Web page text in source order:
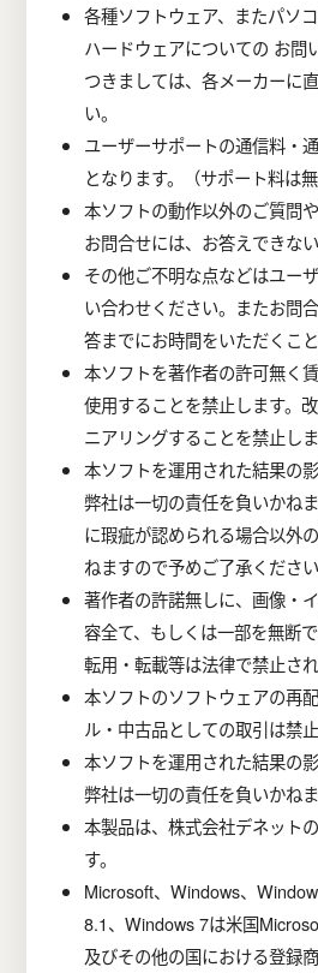
各種ソフトウェア、またパソ
ハードウェアについての お問
つきましては、各メーカーに
い。
ユーザーサポートの通信料・
となります。（サポート料は無
本ソフトの動作以外のご質問
お問合せには、お答えできな
その他ご不明な点などはユー
い合わせください。またお問
答までにお時間をいただくこと
本ソフトを著作者の許可無く
使用することを禁止します。
ニアリングすることを禁止しま
本ソフトを運用された結果の
弊社は一切の責任を負いかね
に瑕疵が認められる場合以外
ねますので予めご了承ください
著作者の許諾無しに、画像・
容全て、もしくは一部を無断
転用・転載等は法律で禁止され
本ソフトのソフトウェアの再
ル・中古品としての取引は禁止
本ソフトを運用された結果の
弊社は一切の責任を負いかねま
本製品は、株式会社デネット
す。
Microsoft、Windows、
8.1、Windows 7は米国
及びその他の国における登録